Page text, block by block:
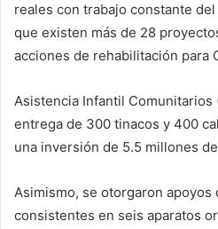
reales con trabajo constante
que existen más de 28
acciones de rehabilitación para
Asistencia Infantil Comunitarios
entrega de 300 tinacos y 400
una inversión de 5.5 millones
Asimismo, se otorgaron apoyos
consistentes en seis aparatos